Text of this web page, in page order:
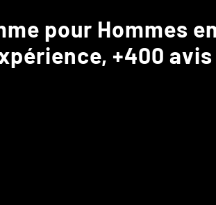
t
d
pour Hommes
+400